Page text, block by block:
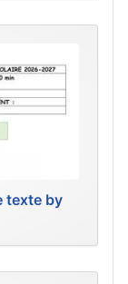
texte by